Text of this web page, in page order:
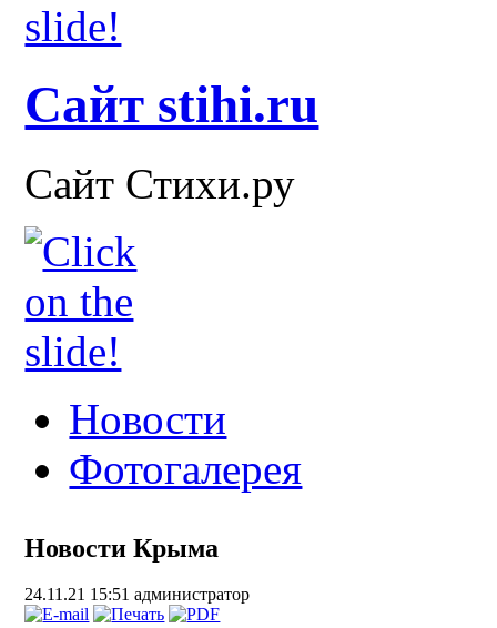
Сайт stihi.ru
Сайт Стихи.ру
Новости
Фотогалерея
Новости Крыма
24.11.21 15:51администратор